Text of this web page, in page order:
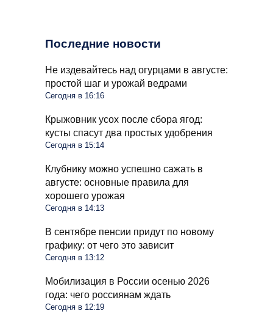
Последние новости
Не издевайтесь над огурцами в августе:
простой шаг и урожай ведрами
Сегодня в 16:16
Крыжовник усох после сбора ягод:
кусты спасут два простых удобрения
Сегодня в 15:14
Клубнику можно успешно сажать в
августе: основные правила для
хорошего урожая
Сегодня в 14:13
В сентябре пенсии придут по новому
графику: от чего это зависит
Сегодня в 13:12
Мобилизация в России осенью 2026
года: чего россиянам ждать
Сегодня в 12:19